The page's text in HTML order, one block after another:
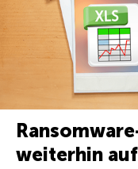
weiterhin